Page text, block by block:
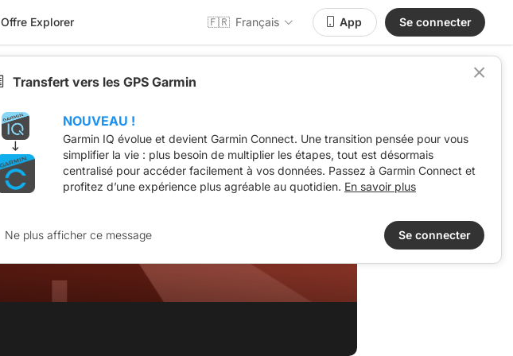
Offre Explorer 🇫🇷 Français App Se connecter
Transfert vers les GPS Garmin
NOUVEAU !
Garmin IQ évolue et devient Garmin Connect. Une transition pensée pour vous
simplifier la vie : plus besoin de multiplier les étapes, tout est désormais
centralisé pour accéder facilement à vos données. Passez à Garmin Connect et
profitez d’une expérience plus agréable au quotidien. En savoir plus
Ne plus afficher ce message Se connecter